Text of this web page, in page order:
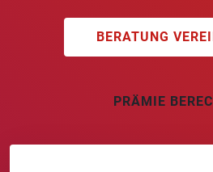
BERATUNG
PRÄMIE